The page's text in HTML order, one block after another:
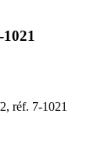
réf. 7-1021